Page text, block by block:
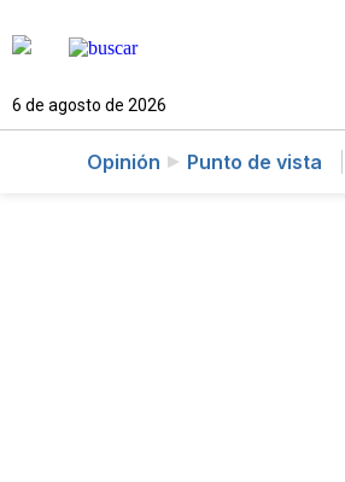
6 de agosto de 2026
Opinión Punto de vista